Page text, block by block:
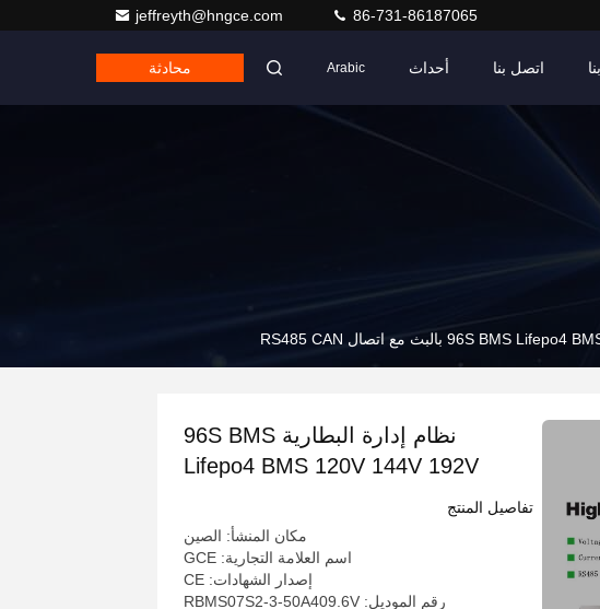
jeffreyth@hngce.com 86-731-86187065
اتصل بنا أحداث Arabic محادثة
نظام إدارة البطارية 96S BMS
Lifepo4 BMS 120V 144V 192V
تفاصيل المنتج
مكان المنشأ: الصين
اسم العلامة التجارية: GCE
إصدار الشهادات: CE
رقم الموديل: RBMS07S2-3-50A409.6V